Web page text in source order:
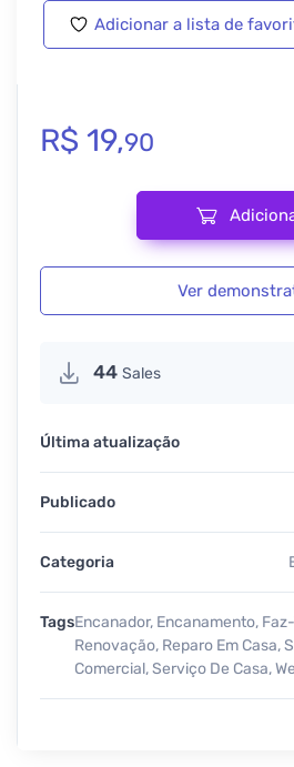
Adicionar a lista de
R$ 19,90
HandyC - Template Kit Elementor
Ver
44 Sales
Última atualização
Publicado
Categoria
TagsEncanador, Encanamento,
Renovação, Reparo Em Casa,
Comercial,Serviço De Casa,